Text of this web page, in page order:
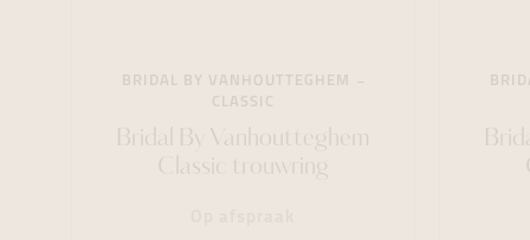
BRIDAL BY VANHOUTTEGHEM
CLASSIC
Bridal By Vanhoutteghem
Classic trouwring